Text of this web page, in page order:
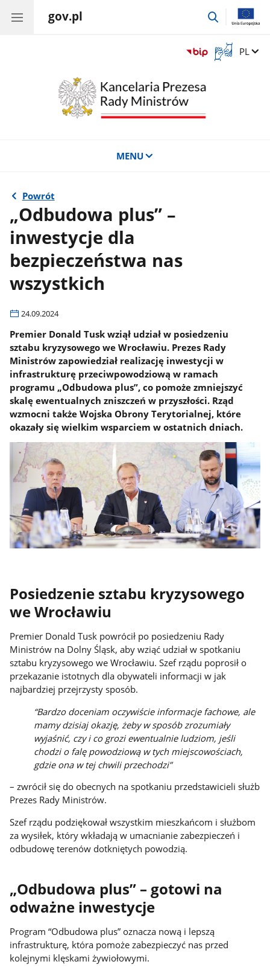
gov.pl
przejdź
Otwórz
okno
Zmień
PL
MENU
Powrót
„Odbudowa plus” –
inwestycje dla
bezpieczeństwa nas
wszystkich
24.09.2024
Premier Donald Tusk wziął udział w posiedzeniu
sztabu kryzysowego we Wrocławiu. Prezes Rady
Ministrów zapowiedział realizację inwestycji w
infrastrukturę przeciwpowodziową w ramach
programu „Odbudowa plus”, co pomoże zmniejszyć
skalę ewentualnych zniszczeń w przyszłości. Rząd
wzmocni także Wojska Obrony Terytorialnej, które
okazały się wielkim wsparciem w ostatnich dniach.
Posiedzenie sztabu kryzysowego
we Wrocławiu
Premier Donald Tusk powrócił po posiedzeniu Rady
Ministrów na Dolny Śląsk, aby wziąć udział w spotkaniu
sztabu kryzysowego we Wrocławiu. Szef rządu poprosił o
przekazanie istotnych dla obywateli informacji w jak
najbardziej przejrzysty sposób.
“Bardzo doceniam oczywiście informacje fachowe, ale
mamy dzisiaj okazję, żeby w sposób zrozumiały
wyjaśnić, czy i co grozi ewentualnie ludziom, jeśli
chodzi o falę powodziową w tych miejscowościach,
gdzie ona w tej chwili przechodzi”
– zwrócił się do obecnych na spotkaniu przedstawicieli służb
Prezes Rady Ministrów.
Szef rządu podziękował wszystkim mieszkańcom i służbom
za wysiłek, który wkładają w umacnianie zabezpieczeń i
odbudowę terenów dotkniętych powodzią.
„Odbudowa plus” – gotowi na
odważne inwestycje
Program “Odbudowa plus” oznacza nową i lepszą
infrastrukturę, która pomoże zabezpieczyć nas przed
kolejnymi klęskami żywiołowymi.